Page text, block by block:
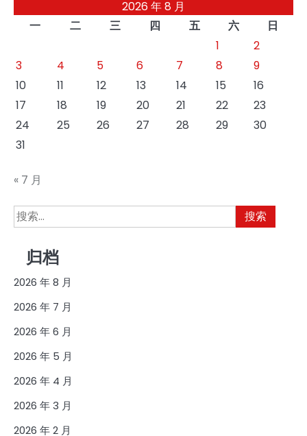
2026 年 8 月
一
二 三 四 五 六
日
1
2
3
4 5 6 7 8
9
10
11 12 13 14 15
16
17
18 19 20 21 22
23
24
25 26 27 28 29
30
31
« 7 月
搜
索：
归档
2026 年 8 月
2026 年 7 月
2026 年 6 月
2026 年 5 月
2026 年 4 月
2026 年 3 月
2026 年 2 月